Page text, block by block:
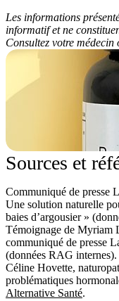
Les informations
informatif et ne
Consultez votre médecin
Sources et
Communiqué de presse
Une solution naturelle
baies d’argousier »
Témoignage de Myriam
communiqué de presse
(données RAG internes).
Céline Hovette,
problématiques
Alternative Santé.